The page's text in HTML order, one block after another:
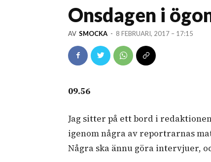
Onsdagen i
AV SMOCKA - 8 FEBRUARI, 2017 – 17:15
09.56
Jag sitter på ett bord i
igenom några av reportrarnas
Några ska ännu göra intervjuer,